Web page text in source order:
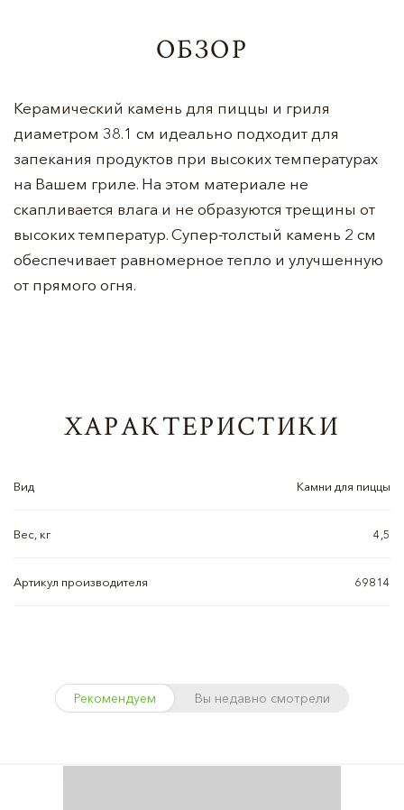
ОБЗОР
Керамический камень для пиццы и гриля
диаметром 38.1 см идеально подходит для
запекания продуктов при высоких температурах
на Вашем гриле. На этом материале не
скапливается влага и не образуются трещины от
высоких температур. Супер-толстый камень 2 см
обеспечивает равномерное тепло и улучшенную
от прямого огня.
ХАРАКТЕРИСТИКИ
Вид Камни для пиццы
Вес, кг 4,5
Артикул производителя 69814
Рекомендуем Вы недавно смотрели